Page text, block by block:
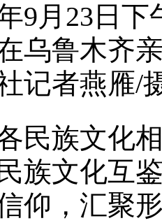
9月23日
乌鲁木齐
记者燕雁/
文化相通
族文化互
仰，汇聚